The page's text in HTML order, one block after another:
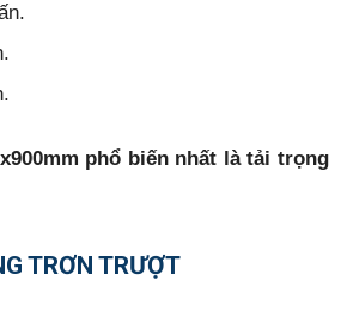
phổ biến nhất là tải trọng
TRƠN TRƯỢT